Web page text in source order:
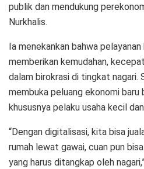
publik dan mendukung
Nurkhalis.
Ia menekankan bahwa
memberikan kemudahan,
dalam birokrasi di tingkat nagari.
membuka peluang ekonomi baru
khususnya pelaku usaha kecil
“Dengan digitalisasi, kita bisa
rumah lewat gawai, cuan pun
yang harus ditangkap oleh